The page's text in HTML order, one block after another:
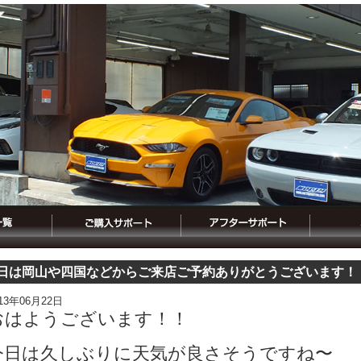
は岡山や四国などからご来店ご予約ありがとうございます！
年06月22日
はようございます！！
日は久しぶりに天気が良さそうですね〜